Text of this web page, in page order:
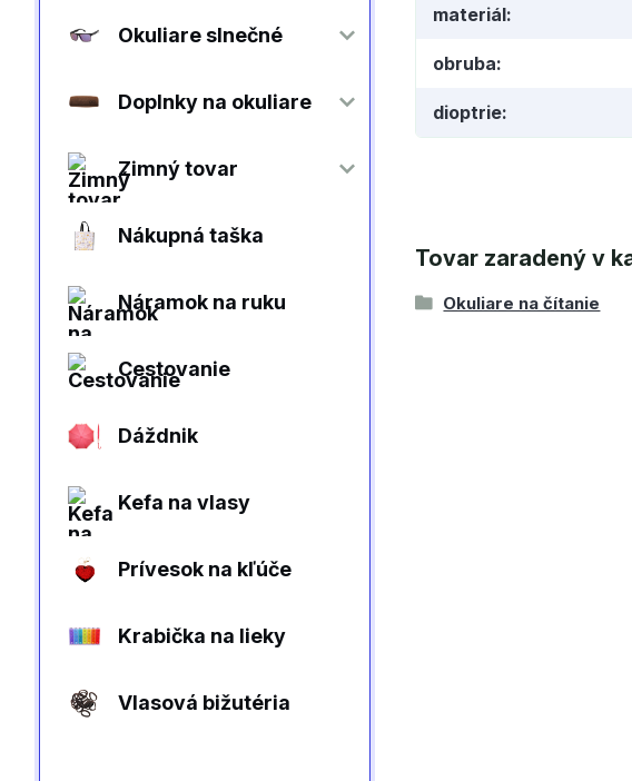
Okuliare slnečné
Doplnky na okuliare
Zimný tovar
Nákupná taška
Náramok na ruku
Cestovanie
Dáždnik
Kefa na vlasy
Prívesok na kľúče
Krabička na lieky
Vlasová bižutéria
materiál
obruba
dioptrie
Tovar zaradený v
Okuliare na čítanie